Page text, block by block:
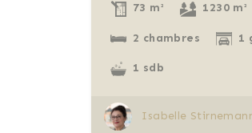
73 m² 1230 m²
2 chambres 1
1 sdb
Isabelle